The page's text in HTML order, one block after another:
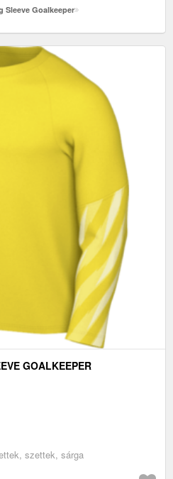
Sleeve Goalkeeper
GOALKEEPER
szettek, sárga